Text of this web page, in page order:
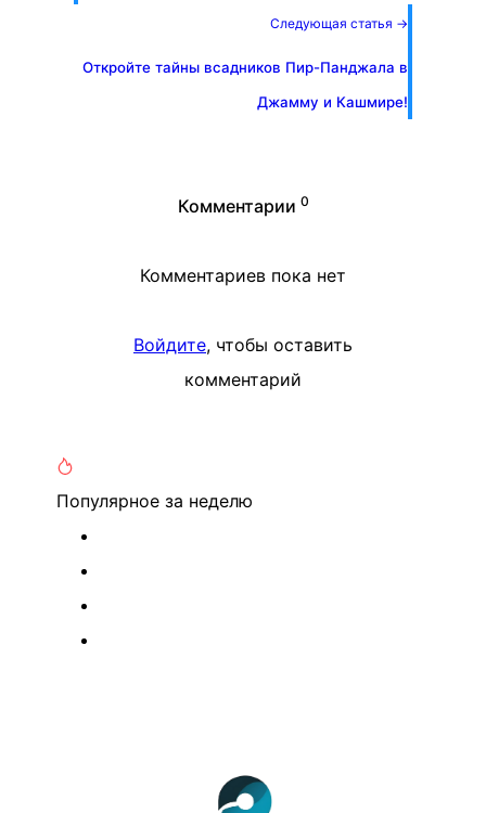
Следующая статья →
Откройте тайны всадников Пир-Панджала в
Джамму и Кашмире!
Комментарии 0
Комментариев пока нет
Войдите, чтобы оставить
комментарий
Популярное за неделю